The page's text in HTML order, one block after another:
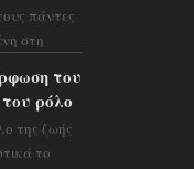
πάντες
στη
του
ρόλο
της ζωής
το